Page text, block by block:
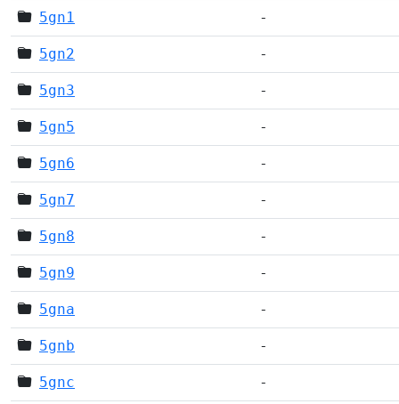
5gn1 -
5gn2 -
5gn3 -
5gn5 -
5gn6 -
5gn7 -
5gn8 -
5gn9 -
5gna -
5gnb -
5gnc -